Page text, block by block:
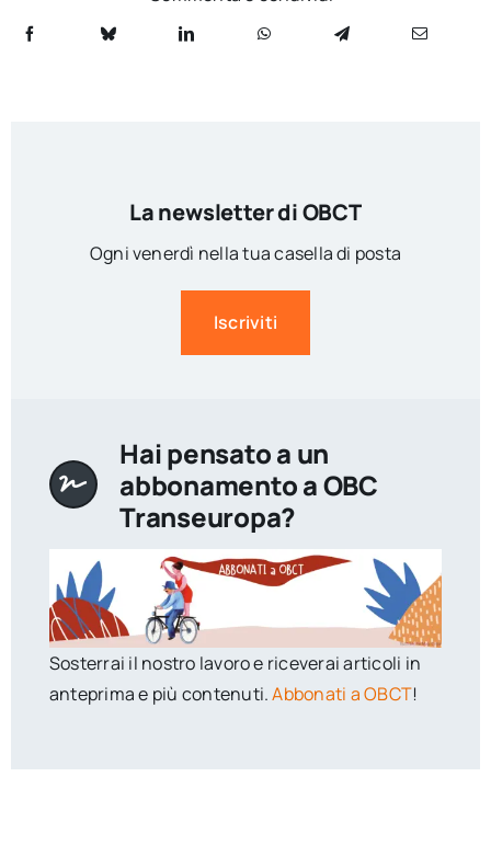
La newsletter di OBCT
Ogni venerdì nella tua casella di posta
Iscriviti
Hai pensato a un
abbonamento a OBC
Transeuropa?
Sosterrai il nostro lavoro e riceverai articoli in
anteprima e più contenuti.Abbonati a OBCT!